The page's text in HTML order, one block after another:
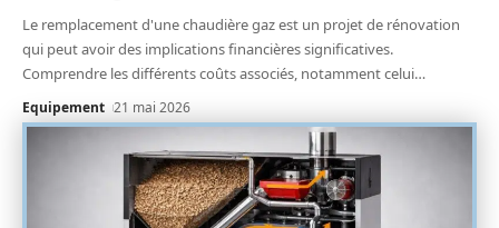
Le remplacement d'une chaudière gaz est un projet de rénovation
qui peut avoir des implications financières significatives.
Comprendre les différents coûts associés, notamment celui…
Equipement 21 mai 2026